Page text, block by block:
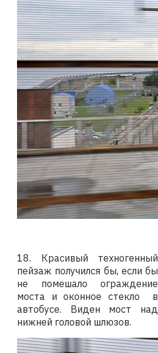
18. Красивый техногенный
пейзаж получился бы, если бы
не помешало ограждение
моста и оконное стекло в
автобусе. Виден мост над
нижней головой шлюзов.